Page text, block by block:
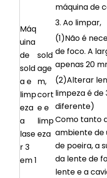
Máq
uina
de
sold
a e
limp
eza
a
lase
r 3
em 1
sold
age
m,
cort
e e
limp
eza
máquina de
3. Ao limpar,
(1)Não é
de foco. A
apenas 20
(2)Alterar
limpeza é
diferente)
Como tanto
ambiente de
de poeira, a
da lente de
lente e a